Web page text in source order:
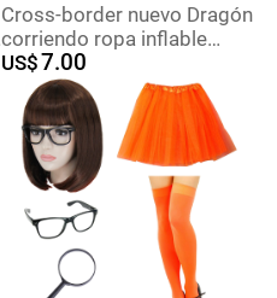
Cross-border nuevo Dragón
corriendo ropa inflable
Halloween maquillaje
rendimiento apoyos
muñeca divertida corriendo
dragón ropa inflable
US$7.00